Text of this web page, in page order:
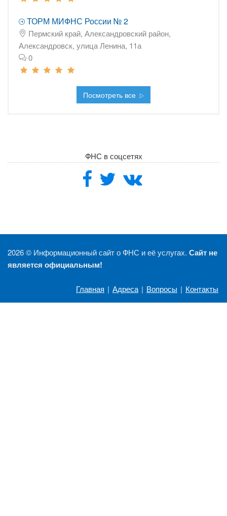
ТОРМ МИФНС России № 2
Пермский край, Александровский район,
Александровск, улица Ленина, 11а
0
Посмотреть все
ФНС в соцсетях
2026 © Информационный сайт о ФНС и её услугах. Сайт не
является официальным!
Главная | Адреса | Вопросы | Контакты